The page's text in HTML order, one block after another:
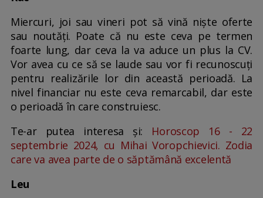
Miercuri, joi sau vineri pot să vină niște oferte
sau noutăți. Poate că nu este ceva pe termen
foarte lung, dar ceva la va aduce un plus la CV.
Vor avea cu ce să se laude sau vor fi recunoscuți
pentru realizările lor din această perioadă. La
nivel financiar nu este ceva remarcabil, dar este
o perioadă în care construiesc.
Te-ar putea interesa și: Horoscop 16 - 22
septembrie 2024, cu Mihai Voropchievici. Zodia
care va avea parte de o săptămână excelentă
Leu